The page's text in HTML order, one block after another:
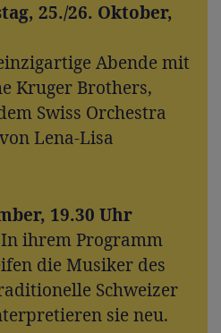
25./26. Oktober,
Abende mit
Kruger Brothers,
Swiss Orchestra
Lena-Lisa
19.30 Uhr
ihrem Programm
die Musiker des
Schweizer
sie neu.